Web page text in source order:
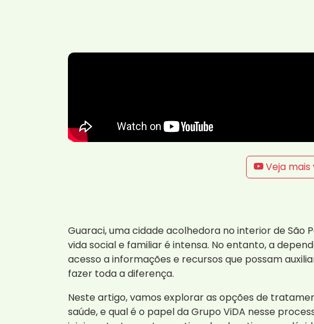
Veja
Guaraci, uma cidade acolhedora no interior de São
vida social e familiar é intensa. No entanto, a
acesso a informações e recursos que possam
fazer toda a diferença.
Neste artigo, vamos explorar as opções de
saúde, e qual é o papel da Grupo ViDA nesse